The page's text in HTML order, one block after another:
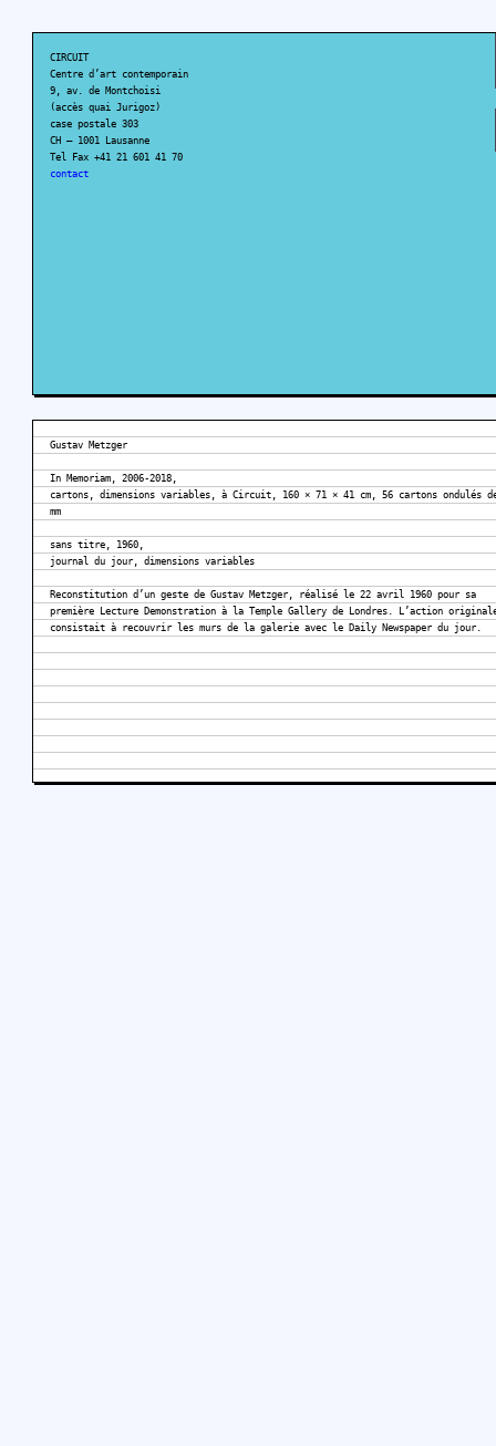
CIRCUIT
Centre d’art contemporain
9, av. de Montchoisi
(accès quai Jurigoz)
case postale 303
CH – 1001 Lausanne
Tel Fax +41 21 601 41 70
contact
Gustav Metzger
In Memoriam, 2006-2018,
cartons, dimensions variables, à Circuit, 160 × 71 × 41 cm, 56 cartons ondulés
mm
sans titre, 1960,
journal du jour, dimensions variables
Reconstitution d’un geste de Gustav Metzger, réalisé le 22 avril 1960 pour sa
première Lecture Demonstration à la Temple Gallery de Londres. L’action
consistait à recouvrir les murs de la galerie avec le Daily Newspaper du jour.